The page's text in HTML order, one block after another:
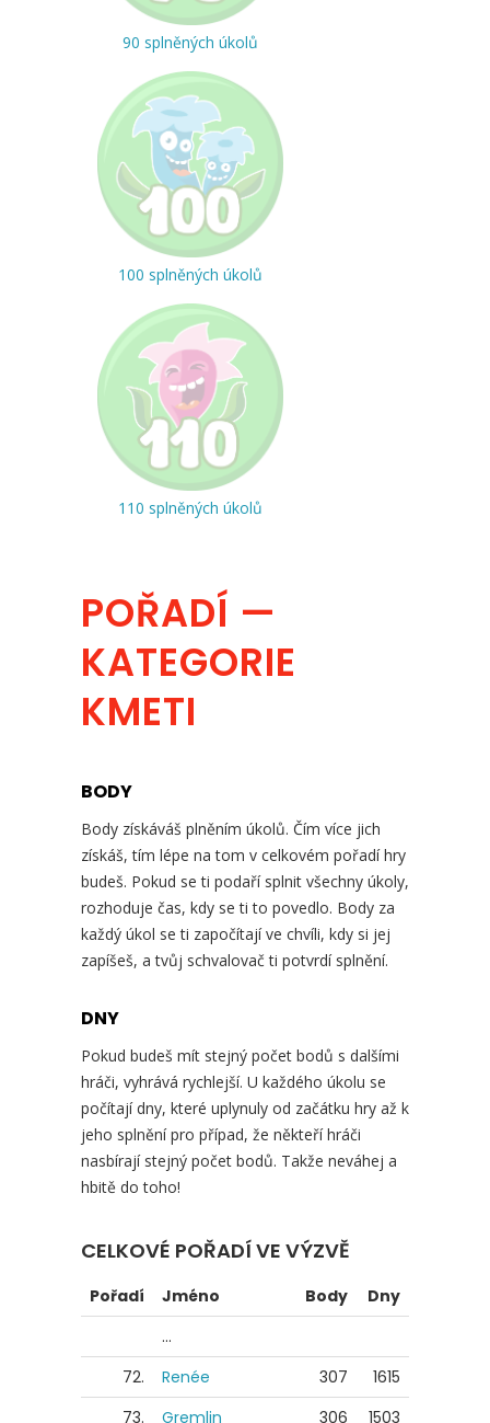
90 splněných úkolů
100 splněných úkolů
110 splněných úkolů
POŘADÍ —
KATEGORIE
KMETI
BODY
Body získáváš plněním úkolů. Čím více jich
získáš, tím lépe na tom v celkovém pořadí hry
budeš. Pokud se ti podaří splnit všechny úkoly,
rozhoduje čas, kdy se ti to povedlo. Body za
každý úkol se ti započítají ve chvíli, kdy si jej
zapíšeš, a tvůj schvalovač ti potvrdí splnění.
DNY
Pokud budeš mít stejný počet bodů s dalšími
hráči, vyhrává rychlejší. U každého úkolu se
počítají dny, které uplynuly od začátku hry až k
jeho splnění pro případ, že někteří hráči
nasbírají stejný počet bodů. Takže neváhej a
hbitě do toho!
CELKOVÉ POŘADÍ VE VÝZVĚ
Pořadí Jméno Body
Dny
...
72.
Renée 307
1615
73.
Gremlin 306 1503